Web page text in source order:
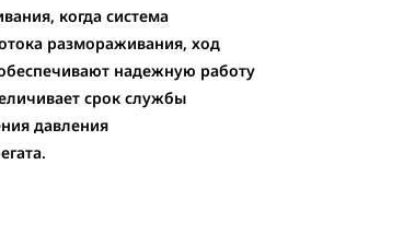
когда система
размораживания, ход
надежную работу
срок службы
давления